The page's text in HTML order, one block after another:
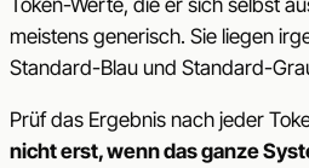
meistens generisch. Sie liegen
Standard-Blau und Standard-
Prüf das Ergebnis nach jeder
nicht erst, wenn das ganze